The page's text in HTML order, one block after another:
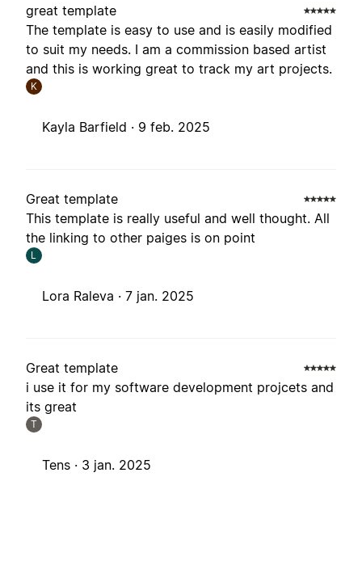
great template
The template is easy to use and is easily modified
to suit my needs. I am a commission based artist
and this is working great to track my art projects.
K
Kayla Barfield · 9 feb. 2025
Great template
This template is really useful and well thought. All
the linking to other paiges is on point
L
Lora Raleva · 7 jan. 2025
Great template
i use it for my software development projcets and
its great
T
Tens · 3 jan. 2025